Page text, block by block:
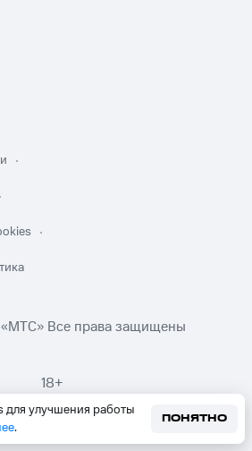
улучшения работы
.
ПОНЯТНО
Все права защищены
18+